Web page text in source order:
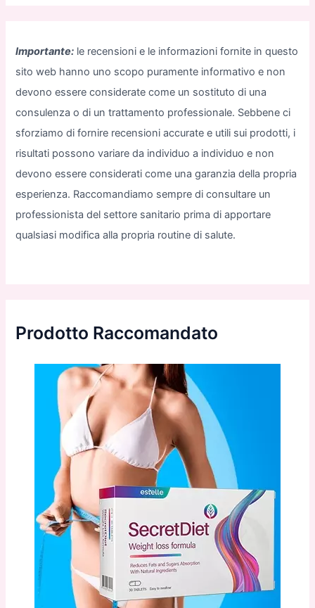
Importante: le recensioni e le informazioni fornite in questo
sito web hanno uno scopo puramente informativo e non
devono essere considerate come un sostituto di una
consulenza o di un trattamento professionale. Sebbene ci
sforziamo di fornire recensioni accurate e utili sui prodotti, i
risultati possono variare da individuo a individuo e non
devono essere considerati come una garanzia della propria
esperienza. Raccomandiamo sempre di consultare un
professionista del settore sanitario prima di apportare
qualsiasi modifica alla propria routine di salute.
Prodotto Raccomandato